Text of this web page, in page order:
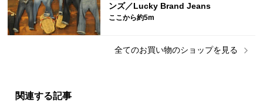
ンズ／Lucky Brand Jeans
ここから約5m
全てのお買い物のショップを見る
関連する記事